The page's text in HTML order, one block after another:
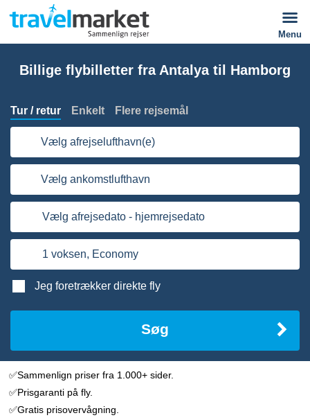
Menu
Billige flybilletter fra Antalya til Hamborg
Tur / retur Enkelt Flere rejsemål
Vælg afrejselufthavn(e)
Vælg ankomstlufthavn
Vælg afrejsedato - hjemrejsedato
1 voksen, Economy
Søg
Jeg foretrækker direkte fly
✅Sammenlign priser fra 1.000+ sider.
✅Prisgaranti på fly.
✅Gratis prisovervågning.